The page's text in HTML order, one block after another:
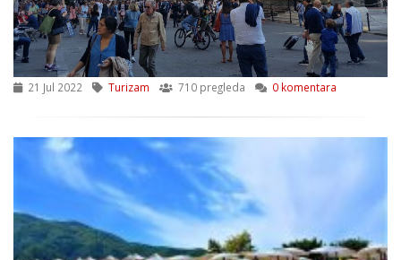
21 Jul 2022 Turizam 710 pregleda 0 komentara